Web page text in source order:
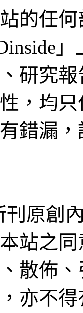
的任
研究
，均
錯漏
刊原創
站之
散佈
亦不